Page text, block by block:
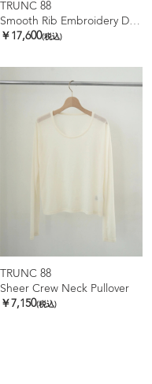
TRUNC 88
Smooth Rib Embroidery Dress
￥17,600(税込)
TRUNC 88
Sheer Crew Neck Pullover
￥7,150(税込)